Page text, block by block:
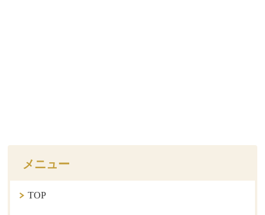
メニュー
TOP